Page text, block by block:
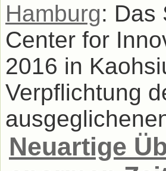
Hamburg: Das
Center for
2016 in
Verpflichtung
Neuartige